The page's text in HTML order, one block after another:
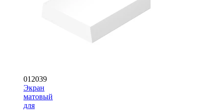
012039
Экран
матовый
для